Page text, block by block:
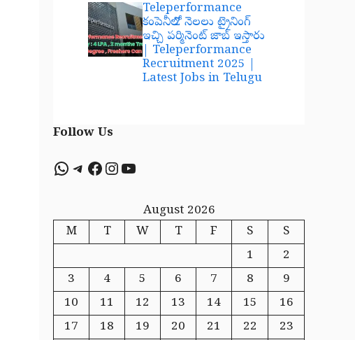
Teleperformance
కంపెనీలో 2 నెలలు ట్రైనింగ్
ఇచ్చి పర్మినెంట్ జాబ్ ఇస్తారు
| Teleperformance
Recruitment 2025 |
Latest Jobs in Telugu
Follow Us
WhatsApp
Telegram
Facebook
Instagram
YouTube
August 2026
M
T W T F S
S
1
2
3
4 5 6 7 8
9
10
11 12 13 14 15
16
17
18 19 20 21 22
23